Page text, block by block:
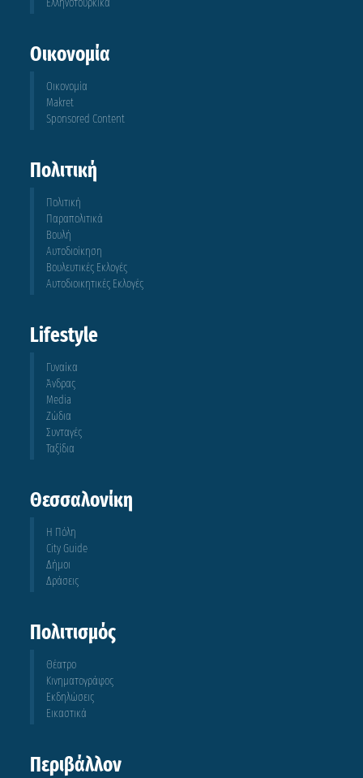
Ελληνοτουρκικά
Οικονομία
Οικονομία
Makret
Sponsored Content
Πολιτική
Πολιτική
Παραπολιτικά
Βουλή
Αυτοδιοίκηση
Βουλευτικές Εκλογές
Αυτοδιοικητικές Εκλογές
Lifestyle
Γυναίκα
Άνδρας
Media
Ζώδια
Συνταγές
Ταξίδια
Θεσσαλονίκη
Η Πόλη
City Guide
Δήμοι
Δράσεις
Πολιτισμός
Θέατρο
Κινηματογράφος
Εκδηλώσεις
Εικαστικά
Περιβάλλον